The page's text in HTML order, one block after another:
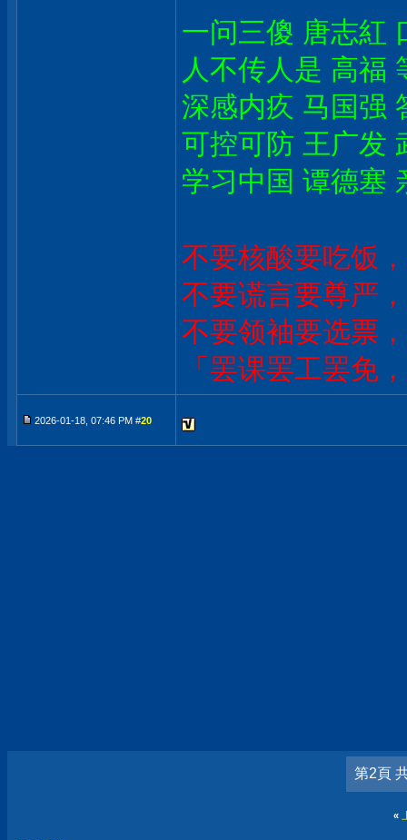
一问三傻 唐志紅
人不传人是 高福
深感内疚 马国强
可控可防 王广发
学习中国 谭德塞
不要核酸要吃饭
不要谎言要尊严
不要领袖要选票
「罢课罢工罢免
2026-01-18, 07:46 PM #20
第2頁
«